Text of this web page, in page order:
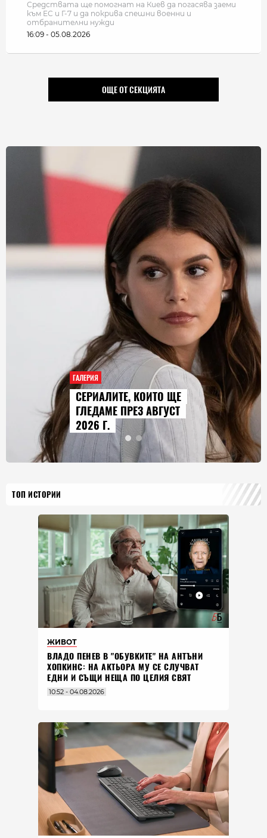
Средствата ще помогнат на Киев да погасява заеми
към ЕС и Г-7 и да покрива спешни военни и
отбранителни нужди
16:09 - 05.08.2026
ОЩЕ ОТ СЕКЦИЯТА
ГАЛЕРИЯ
AUDI Q9
ГОЛЕМИЯТ
ИСТОРИЯТА
АВГУСТ
ТОП ИСТОРИИ
ЖИВОТ
ВЛАДO ПЕНЕВ В "ОБУВКИТЕ" НА АНТЪНИ
ХОПКИНС: НА АКТЬОРА МУ СЕ СЛУЧВАТ
ЕДНИ И СЪЩИ НЕЩА ПО ЦЕЛИЯ СВЯТ
10:52 - 04.08.2026